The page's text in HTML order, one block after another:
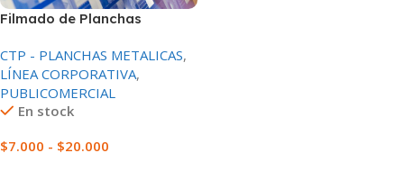
Filmado de Planchas
CTP - PLANCHAS METALICAS,
LÍNEA CORPORATIVA,
PUBLICOMERCIAL
En stock
$7.000 - $20.000